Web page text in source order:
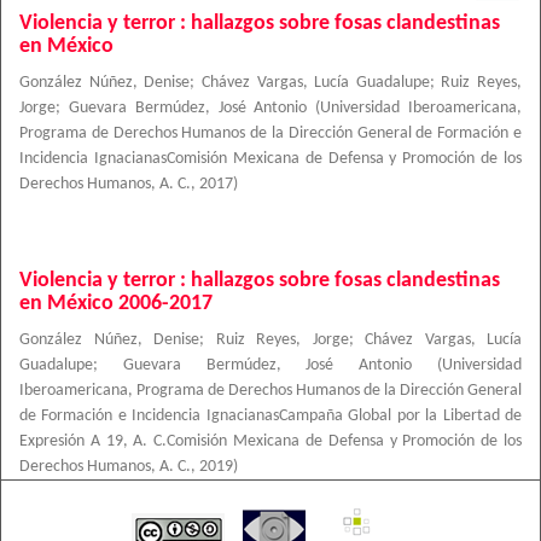
Violencia y terror : hallazgos sobre fosas clandestinas
en México
González Núñez, Denise; Chávez Vargas, Lucía Guadalupe;
Ruiz Reyes,
Jorge; Guevara Bermúdez, José Antonio (Universidad Iberoamericana,
Programa de Derechos Humanos de la Dirección General de Formación e
Incidencia IgnacianasComisión Mexicana de Defensa y Promoción de los
Derechos Humanos, A. C., 2017)
Violencia y terror : hallazgos sobre fosas clandestinas
en México 2006-2017
González Núñez, Denise; Ruiz Reyes, Jorge; Chávez Vargas, Lucía
Guadalupe; Guevara Bermúdez, José Antonio (Universidad
Iberoamericana, Programa de Derechos Humanos de la Dirección General
de Formación e Incidencia IgnacianasCampaña Global por la Libertad de
Expresión A 19, A. C.Comisión Mexicana de Defensa y Promoción de los
Derechos Humanos, A. C., 2019)